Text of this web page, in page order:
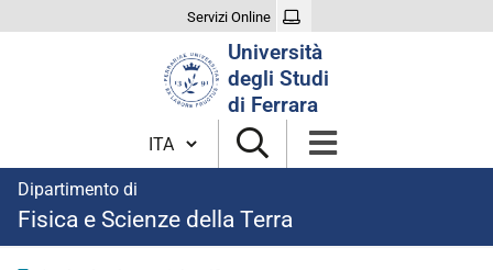
Servizi Online
Università
degli Studi
di Ferrara
Cambia lingua
Dipartimento di
Fisica e Scienze della Terra